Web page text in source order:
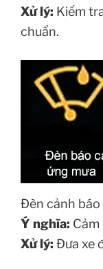
Xử lý: Kiểm
chuẩn.
Đèn cảnh báo
Ý nghĩa: Cảm
Xử lý: Đưa xe